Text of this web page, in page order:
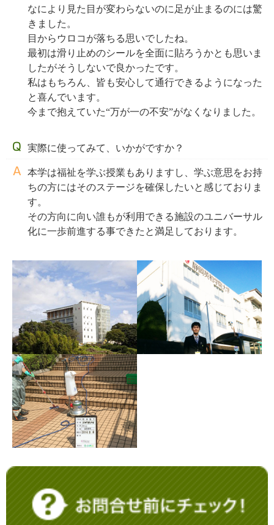
なにより見た目が変わらないのに足が止まるのには驚
きました。
目からウロコが落ちる思いでしたね。
最初は滑り止めのシールを全面に貼ろうかとも思いま
したがそうしないで良かったです。
私はもちろん、皆も安心して通行できるようになった
と喜んでいます。
今まで抱えていた“万が一の不安”がなくなりました。
実際に使ってみて、いかがですか？
本学は福祉を学ぶ授業もありますし、学ぶ意思をお持
ちの方にはそのステージを確保したいと感じておりま
す。
その方向に向い誰もが利用できる施設のユニバーサル
化に一歩前進する事できたと満足しております。